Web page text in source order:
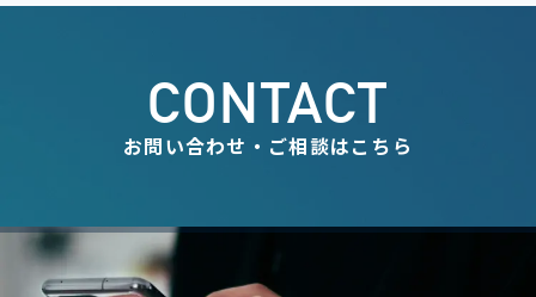
CONTACT
お問い合わせ・ご相談はこちら